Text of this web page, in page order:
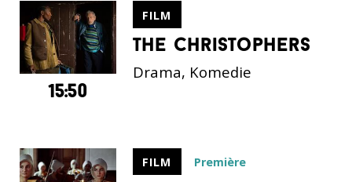
the christophers
FILM
Drama, Komedie
15:50
FILM Première